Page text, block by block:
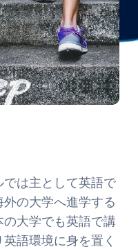
は主として英語で
の大学へ進学する
大学でも英語で講
語環境に身を置く